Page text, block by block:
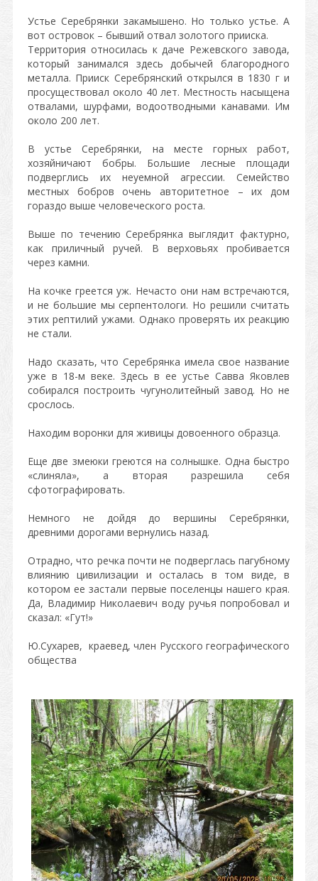
Устье Серебрянки закамышено. Но только устье. А
вот островок – бывший отвал золотого прииска.
Территория относилась к даче Режевского завода,
который занимался здесь добычей благородного
металла. Прииск Серебрянский открылся в 1830 г и
просуществовал около 40 лет. Местность насыщена
отвалами, шурфами, водоотводными канавами. Им
около 200 лет.
В устье Серебрянки, на месте горных работ,
хозяйничают бобры. Большие лесные площади
подверглись их неуемной агрессии. Семейство
местных бобров очень авторитетное – их дом
гораздо выше человеческого роста.
Выше по течению Серебрянка выглядит фактурно,
как приличный ручей. В верховьях пробивается
через камни.
На кочке греется уж. Нечасто они нам встречаются,
и не большие мы серпентологи. Но решили считать
этих рептилий ужами. Однако проверять их реакцию
не стали.
Надо сказать, что Серебрянка имела свое название
уже в 18-м веке. Здесь в ее устье Савва Яковлев
собирался построить чугунолитейный завод. Но не
срослось.
Находим воронки для живицы довоенного образца.
Еще две змеюки греются на солнышке. Одна быстро
«слиняла», а вторая разрешила себя
сфотографировать.
Немного не дойдя до вершины Серебрянки,
древними дорогами вернулись назад.
Отрадно, что речка почти не подверглась пагубному
влиянию цивилизации и осталась в том виде, в
котором ее застали первые поселенцы нашего края.
Да, Владимир Николаевич воду ручья попробовал и
сказал: «Гут!»
Ю.Сухарев, краевед, член Русского географического
общества